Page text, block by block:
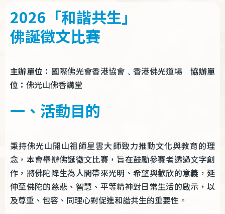
2026「和諧共生」
佛誕徵文比賽
主辦單位： 國際佛光會香港協會﹑香港佛光道場協辦單
位： 佛光山佛香講堂
一、活動目的
秉持佛光山開山祖師星雲大師致力推動文化與教育的理
念，本會舉辦佛誕徵文比賽，旨在鼓勵參賽者透過文字創
作，將佛陀降生為人間帶來光明、希望與歡欣的意義，延
伸至佛陀的慈悲、智慧、平等精神對日常生活的啟示，以
及尊重、包容、同理心對促進和諧共生的重要性。